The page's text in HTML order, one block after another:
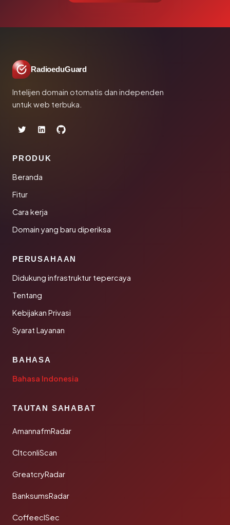
RadioeduGuard
Intelijen domain otomatis dan independen
untuk web terbuka.
PRODUK
Beranda
Fitur
Cara kerja
Domain yang baru diperiksa
PERUSAHAAN
Didukung infrastruktur tepercaya
Tentang
Kebijakan Privasi
Syarat Layanan
BAHASA
Bahasa Indonesia
TAUTAN SAHABAT
AmannafmRadar
CltconliScan
GreatcryRadar
BanksumsRadar
CoffeeclSec